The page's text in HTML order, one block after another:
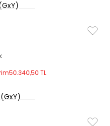
50.340,50 TL